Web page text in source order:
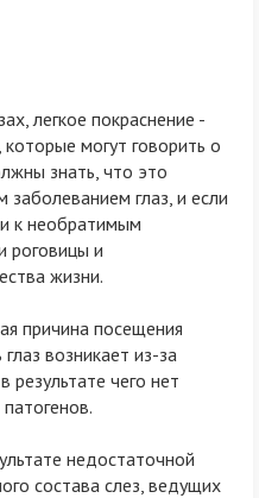
легкое покраснение -
могут говорить о
знать, что это
заболеванием глаз, и если
к необратимым
роговицы и
жизни.
причина посещения
возникает из-за
результате чего нет
недостаточной
состава слез, ведущих